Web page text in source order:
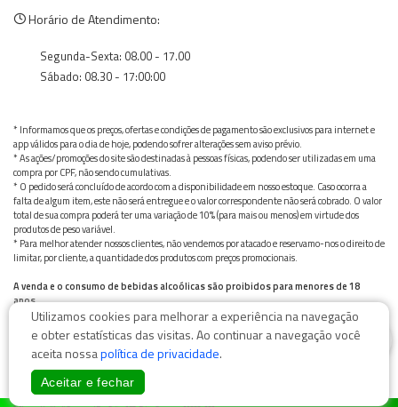
Horário de Atendimento:
Segunda-Sexta: 08.00 - 17.00
Sábado: 08.30 - 17:00:00
* Informamos que os preços, ofertas e condições de pagamento são exclusivos para internet e
app válidos para o dia de hoje, podendo sofrer alterações sem aviso prévio.
* As ações/promoções do site são destinadas à pessoas físicas, podendo ser utilizadas em uma
compra por CPF, não sendo cumulativas.
* O pedido será concluído de acordo com a disponibilidade em nosso estoque. Caso ocorra a
falta de algum item, este não será entregue e o valor correspondente não será cobrado. O valor
total de sua compra poderá ter uma variação de 10% (para mais ou menos) em virtude dos
produtos de peso variável.
* Para melhor atender nossos clientes, não vendemos por atacado e reservamo-nos o direito de
limitar, por cliente, a quantidade dos produtos com preços promocionais.
A venda e o consumo de bebidas alcoólicas são proibidos para menores de 18
anos.
Bebida alcoólica pode causar dependência química e, em excesso, provoca graves males à saúde.
Beba com moderação
Utilizamos cookies para melhorar a experiência na navegação
e obter estatísticas das visitas. Ao continuar a navegação você
aceita nossapolítica de privacidade.
Aceitar e fechar